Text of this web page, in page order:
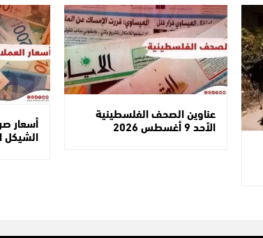
عناوين الصحف الفلسطينية
الأحد 9 أغسطس 2026 أسعار
الشيكل الأحد 9